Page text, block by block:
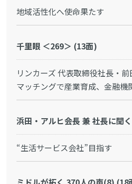
地域活性化へ使命果たす
千里眼 ＜269＞ (13面)
リンカーズ 代表取締役社長・
マッチングで産業育成、金融機
浜田・アルヒ会長 兼 社長に聞
“生活サービス会社”目指す